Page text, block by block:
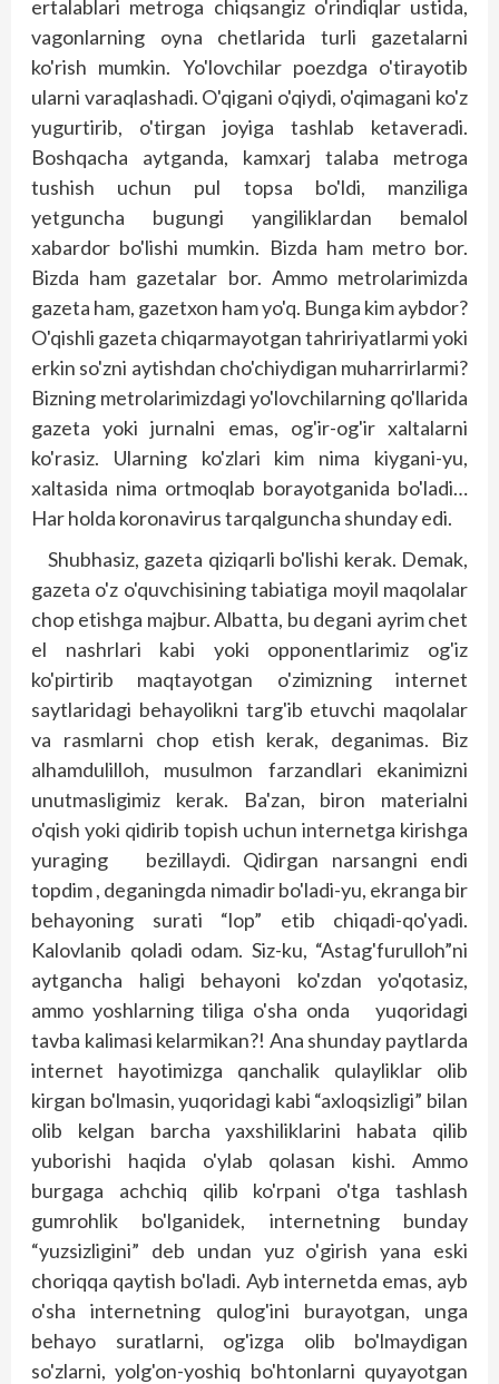
ertalablari metroga chiqsangiz o'rindiqlar ustida,
vagonlarning oyna chetlarida turli gazetalarni
ko'rish mumkin. Yo'lovchilar poezdga o'tirayotib
ularni varaqlashadi. O'qigani o'qiydi, o'qimagani ko'z
yugurtirib, o'tirgan joyiga tashlab ketaveradi.
Boshqacha aytganda, kamxarj talaba met­roga
tushish uchun pul topsa bo'ldi, manziliga
yetguncha bugungi yangiliklardan bemalol
xabardor bo'lishi mumkin. Bizda ham metro bor.
Bizda ham gazetalar bor. Ammo metrolarimizda
gazeta ham, gazetxon ham yo'q. Bunga kim aybdor?
O'qishli gazeta chiqarmayotgan tahririyatlarmi yoki
erkin so'zni aytishdan cho'chiydigan muharrirlarmi?
Bizning metrolarimizdagi yo'lovchilarning qo'llarida
gazeta yoki jurnalni emas, og'ir-og'ir xaltalarni
ko'rasiz. Ularning ko'zlari kim nima kiygani-yu,
xaltasida nima ortmoqlab borayotganida bo'ladi…
Har holda koronavirus tarqalguncha shunday edi.
Shubhasiz, gazeta qiziqarli bo'lishi kerak. Demak,
gazeta o'z o'quvchisining tabiatiga moyil maqolalar
chop etishga majbur. Albatta, bu degani ayrim chet
el nashrlari kabi yoki opponentlarimiz og'iz
ko'pirtirib maqtayotgan o'zimizning internet
saytlaridagi be­hayolikni targ'ib etuvchi maqolalar
va rasmlarni chop etish kerak, deganimas. Biz
alhamdulilloh, musulmon farzandlari ekanimizni
unutmasligimiz kerak. Ba'zan, biron materialni
o'qish yoki qidirib topish uchun internetga kirishga
yuraging bezillaydi. Qidirgan narsangni endi
topdim , deganingda nimadir bo'ladi-yu, ekranga bir
behayoning surati “lop” etib chiqadi-qo'yadi.
Kalovlanib qoladi odam. Siz-ku, “Astag'furulloh”ni
aytgancha haligi behayoni ko'zdan yo'qotasiz,
ammo yoshlarning tiliga o'sha onda yuqoridagi
tavba kalimasi kelarmikan?! Ana shunday paytlarda
internet hayotimizga qanchalik qulayliklar olib
kirgan bo'lmasin, yuqoridagi kabi “axloqsizligi” bilan
olib kelgan barcha yaxshiliklarini habata qilib
yuborishi haqida o'ylab qolasan kishi. Ammo
burgaga achchiq qilib ko'rpani o'tga tashlash
gumrohlik bo'lganidek, internetning bunday
“yuzsizligini” deb undan yuz o'girish yana eski
choriqqa qaytish bo'ladi. Ayb internetda emas, ayb
o'sha internetning qulog'ini burayotgan, unga
behayo suratlarni, og'izga olib bo'lmaydigan
so'zlarni, yolg'on-yoshiq bo'htonlarni quyayotgan